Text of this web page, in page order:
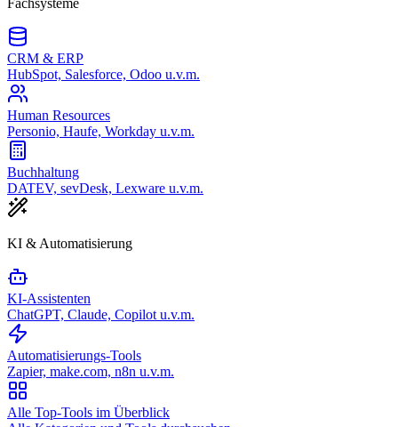
Fachsysteme
CRM & ERP
HubSpot, Salesforce, Odoo u.v.m.
Human Resources
Personio, Haufe, Workday u.v.m.
Buchhaltung
DATEV, sevDesk, Lexware u.v.m.
KI & Automatisierung
KI-Assistenten
ChatGPT, Claude, Copilot u.v.m.
Automatisierungs-Tools
Zapier, make.com, n8n u.v.m.
Alle Top-Tools im Überblick